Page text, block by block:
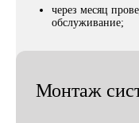
через месяц
обслуживание;
Монтаж